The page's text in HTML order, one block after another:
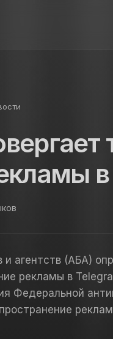
и агентств (АБА)
рекламы в
Федеральной